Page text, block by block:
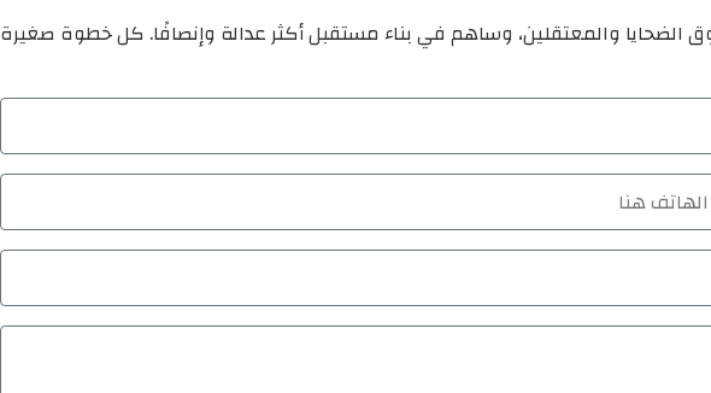
الضحايا والمعتقلين، وساهم في بناء مستقبل أكثر عدالة وإنصافًا. كل خطوة صغيرة